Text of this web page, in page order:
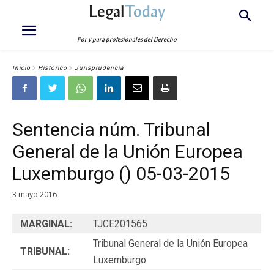
LegalToday
Por y para profesionales del Derecho
Inicio Histórico Jurisprudencia
Sentencia núm. Tribunal
General de la Unión Europea
Luxemburgo () 05-03-2015
3 mayo 2016
MARGINAL: TJCE201565
TRIBUNAL:
Tribunal General de la Unión Europea
Luxemburgo